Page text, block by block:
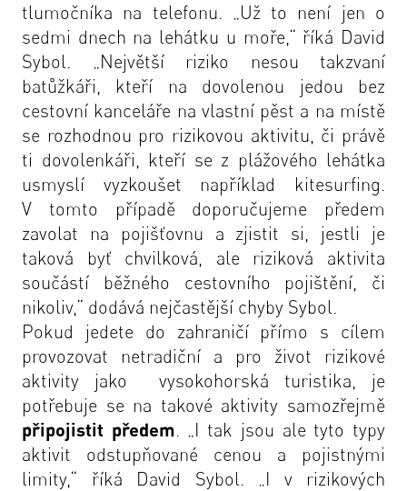
tlumočníka na telefonu. „Už to není jen o
sedmi dnech na lehátku u moře,“ říká David
Sybol. „Největší riziko nesou takzvaní
batůžkáři, kteří na dovolenou jedou bez
cestovní kanceláře na vlastní pěst a na místě
se rozhodnou pro rizikovou aktivitu, či právě
ti dovolenkáři, kteří se z plážového lehátka
usmyslí vyzkoušet například kitesurfing.
V tomto případě doporučujeme předem
zavolat na pojišťovnu a zjistit si, jestli je
taková byť chvilková, ale riziková aktivita
součástí běžného cestovního pojištění, či
nikoliv,“ dodává nejčastější chyby Sybol.
Pokud jedete do zahraničí přímo s cílem
provozovat netradiční a pro život rizikové
aktivity jako vysokohorská turistika, je
potřebuje se na takové aktivity samozřejmě
připojistit předem. „I tak jsou ale tyto typy
aktivit odstupňované cenou a pojistnými
limity,“ říká David Sybol. „I v rizikových